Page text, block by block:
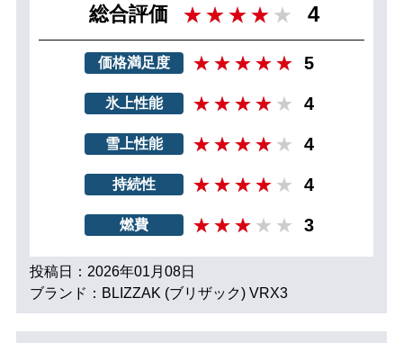
総合評価 4
価格満足度 5
氷上性能 4
雪上性能 4
持続性 4
燃費 3
投稿日：2026年01月08日
ブランド：BLIZZAK (ブリザック) VRX3